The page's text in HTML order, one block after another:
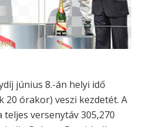
június 8.-án helyi idő
órakor) veszi kezdetét. A
teljes versenytáv 305,270